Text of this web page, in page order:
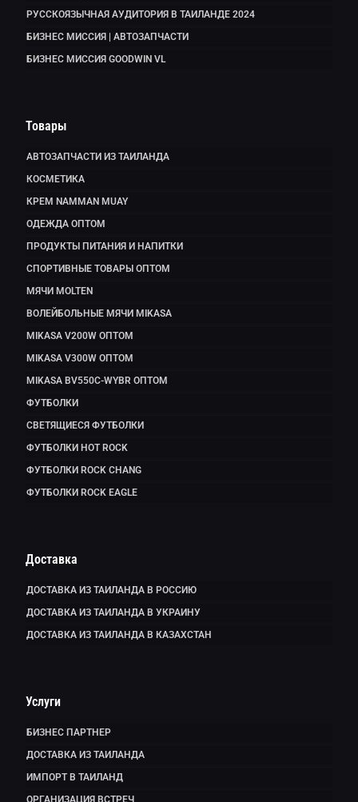
РУССКОЯЗЫЧНАЯ АУДИТОРИЯ В ТАИЛАНДЕ 2024
БИЗНЕС МИССИЯ | АВТОЗАПЧАСТИ
БИЗНЕС МИССИЯ GOODWIN VL
Товары
АВТОЗАПЧАСТИ ИЗ ТАИЛАНДА
КОСМЕТИКА
КРЕМ NAMMAN MUAY
ОДЕЖДА ОПТОМ
ПРОДУКТЫ ПИТАНИЯ И НАПИТКИ
СПОРТИВНЫЕ ТОВАРЫ ОПТОМ
МЯЧИ MOLTEN
ВОЛЕЙБОЛЬНЫЕ МЯЧИ MIKASA
MIKASA V200W ОПТОМ
MIKASA V300W ОПТОМ
MIKASA BV550C-WYBR ОПТОМ
ФУТБОЛКИ
СВЕТЯЩИЕСЯ ФУТБОЛКИ
ФУТБОЛКИ HOT ROCK
ФУТБОЛКИ ROCK CHANG
ФУТБОЛКИ ROCK EAGLE
Доставка
ДОСТАВКА ИЗ ТАИЛАНДА В РОССИЮ
ДОСТАВКА ИЗ ТАИЛАНДА В УКРАИНУ
ДОСТАВКА ИЗ ТАИЛАНДА В КАЗАХСТАН
Услуги
БИЗНЕС ПАРТНЕР
ДОСТАВКА ИЗ ТАИЛАНДА
ИМПОРТ В ТАИЛАНД